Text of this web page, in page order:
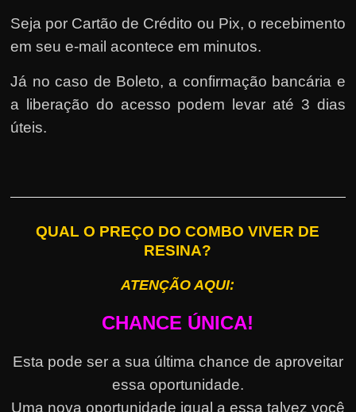
Seja por Cartão de Crédito ou Pix, o recebimento
em seu e-mail acontece em minutos.
Já no caso de Boleto, a confirmação bancária e
a liberação do acesso podem levar até 3 dias
úteis.
QUAL O PREÇO DO COMBO VIVER DE
RESINA?
ATENÇÃO AQUI:
CHANCE ÚNICA!
Esta pode ser a sua última chance de aproveitar
essa oportunidade.
Uma nova oportunidade igual a essa talvez você